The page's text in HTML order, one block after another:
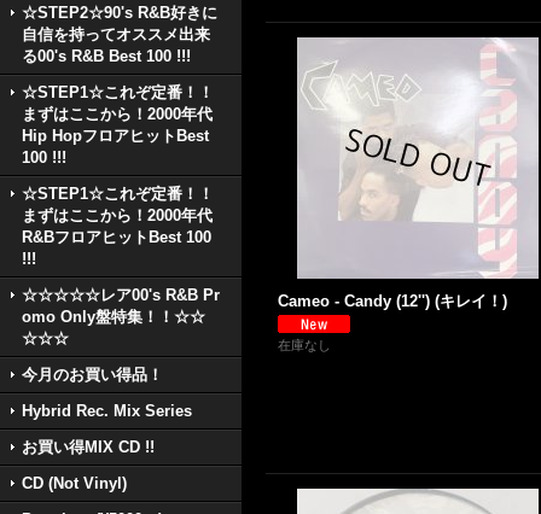
☆STEP2☆90's R&B好きに
自信を持ってオススメ出来
る00's R&B Best 100 !!!
☆STEP1☆これぞ定番！！
まずはここから！2000年代
Hip HopフロアヒットBest
100 !!!
☆STEP1☆これぞ定番！！
まずはここから！2000年代
R&BフロアヒットBest 100
!!!
☆☆☆☆☆レア00's R&B Pr
omo Only盤特集！！☆☆
☆☆☆
今月のお買い得品！
Hybrid Rec. Mix Series
お買い得MIX CD !!
CD (Not Vinyl)
Cameo - Candy (12'') (キレイ！)
在庫なし